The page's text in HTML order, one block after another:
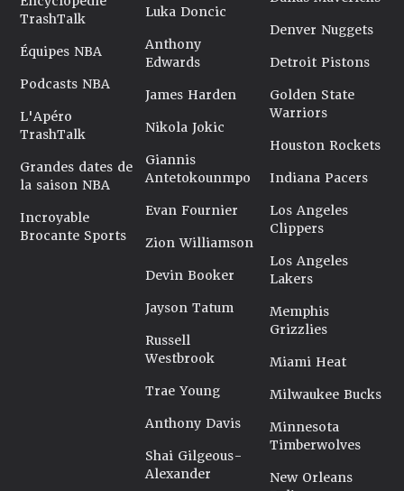
TrashTalk
Équipes NBA
Podcasts NBA
L'Apéro
TrashTalk
Grandes dates de
la saison NBA
Incroyable
Brocante Sports
Luka Doncic
Anthony
Edwards
James Harden
Nikola Jokic
Giannis
Antetokounmpo
Evan Fournier
Zion Williamson
Devin Booker
Jayson Tatum
Russell
Westbrook
Trae Young
Anthony Davis
Shai Gilgeous-
Alexander
Denver Nuggets
Detroit Pistons
Golden State
Warriors
Houston Rockets
Indiana Pacers
Los Angeles
Clippers
Los Angeles
Lakers
Memphis
Grizzlies
Miami Heat
Milwaukee Bucks
Minnesota
Timberwolves
New Orleans